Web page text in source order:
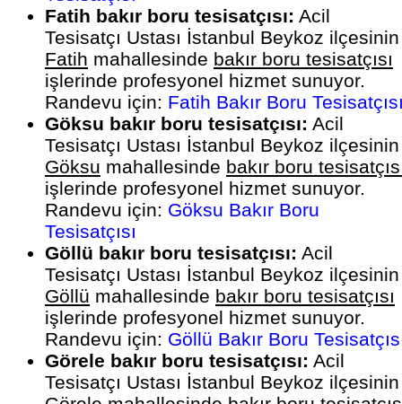
Fatih bakır boru tesisatçısı: Acil
Tesisatçı Ustası İstanbul Beykoz ilçesinin
Fatih mahallesinde bakır boru tesisatçısı
işlerinde profesyonel hizmet sunuyor.
Randevu için: Fatih Bakır Boru
Göksu bakır boru tesisatçısı: Acil
Tesisatçı Ustası İstanbul Beykoz ilçesinin
Göksu mahallesinde bakır boru
işlerinde profesyonel hizmet sunuyor.
Randevu için: Göksu Bakır Boru
Tesisatçısı
Göllü bakır boru tesisatçısı: Acil
Tesisatçı Ustası İstanbul Beykoz ilçesinin
Göllü mahallesinde bakır boru tesisatçısı
işlerinde profesyonel hizmet sunuyor.
Randevu için: Göllü Bakır Boru
Görele bakır boru tesisatçısı: Acil
Tesisatçı Ustası İstanbul Beykoz ilçesinin